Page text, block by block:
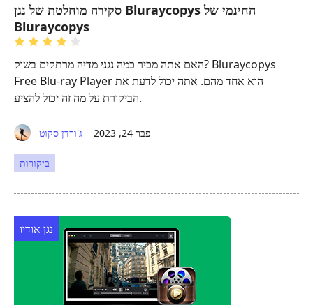
סקירה מוחלטת של נגן Bluraycopys החינמי של
Bluraycopys
האם אתה מכיר כמה נגני מדיה מרתקים בשוק? Bluraycopys
Free Blu-ray Player הוא אחד מהם. אתה יכול לדעת את
הביקורת על מה זה יכול להציע.
ג'ורדן סקוט פבר 24, 2023
ביקורות
נגן אודיו